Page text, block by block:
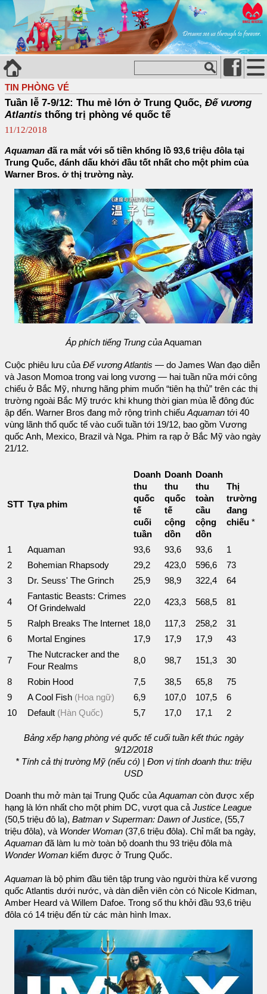
TIN PHÒNG VÉ
Tuần lễ 7-9/12: Thu mẻ lớn ở Trung Quốc, Đế vương
Atlantis thống trị phòng vé quốc tế
11/12/2018
Aquaman đã ra mắt với số tiền khổng lồ 93,6 triệu đôla tại
Trung Quốc, đánh dấu khởi đầu tốt nhất cho một phim của
Warner Bros. ở thị trường này.
Áp phích tiếng Trung củaAquaman
Cuộc phiêu lưu của Đế vương Atlantis — do James Wan đạo diễn
và Jason Momoa trong vai long vương — hai tuần nữa mới công
chiếu ở Bắc Mỹ, nhưng hãng phim muốn “tiên hạ thủ” trên các thị
trường ngoài Bắc Mỹ trước khi khung thời gian mùa lễ đông đúc
ập đến. Warner Bros đang mở rộng trình chiếu Aquaman tới 40
vùng lãnh thổ quốc tế vào cuối tuần tới 19/12, bao gồm Vương
quốc Anh, Mexico, Brazil và Nga. Phim ra rạp ở Bắc Mỹ vào ngày
21/12.
STT Tựa phim
Doanh
thu
quốc
tế
cuối
tuần
Doanh
thu
quốc
tế
cộng
dồn
Doanh
thu
toàn
cầu
cộng
dồn
Thị
trường
đang
chiếu *
1 Aquaman 93,6 93,6 93,6
1
2
Bohemian Rhapsody 29,2 423,0 596,6
73
3
Dr. Seuss' The Grinch 25,9 98,9 322,4 64
4
Fantastic Beasts: Crimes
Of Grindelwald
22,0 423,3 568,5 81
5 Ralph Breaks The Internet 18,0 117,3 258,2
31
6
Mortal Engines 17,9 17,9 17,9 43
7
The Nutcracker and the
Four Realms
8,0 98,7 151,3 30
8 Robin Hood 7,5 38,5 65,8
75
9
A Cool Fish (Hoa ngữ) 6,9 107,0 107,5
6
10
Default (Hàn Quốc) 5,7 17,0 17,1 2
Bảng xếp hạng phòng vé quốc tế cuối tuần kết thúc ngày
9/12/2018
* Tính cả thị trường Mỹ (nếu có) | Đơn vị tính doanh thu: triệu
USD
Doanh thu mở màn tại Trung Quốc củaAquaman còn được xếp
hạng là lớn nhất cho một phim DC, vượt qua cảJustice League
(50,5 triệu đô la), Batman v Superman: Dawn of Justice, (55,7
triệu đôla), và Wonder Woman (37,6 triệu đôla). Chỉ mất ba ngày,
Aquaman đã làm lu mờ toàn bộ doanh thu 93 triệu đôla mà
Wonder Woman kiếm được ở Trung Quốc.
Aquaman là bộ phim đầu tiên tập trung vào người thừa kế vương
quốc Atlantis dưới nước, và dàn diễn viên còn có Nicole Kidman,
Amber Heard và Willem Dafoe. Trong số thu khởi đầu 93,6 triệu
đôla có 14 triệu đến từ các màn hình Imax.